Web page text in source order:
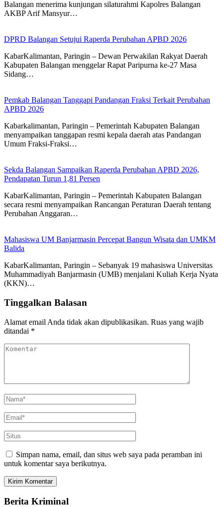
Balangan menerima kunjungan silaturahmi Kapolres Balangan
AKBP Arif Mansyur…
DPRD Balangan Setujui Raperda Perubahan APBD 2026
KabarKalimantan, Paringin – Dewan Perwakilan Rakyat Daerah
Kabupaten Balangan menggelar Rapat Paripurna ke-27 Masa
Sidang…
Pemkab Balangan Tanggapi Pandangan Fraksi Terkait Perubahan
APBD 2026
Kabarkalimantan, Paringin – Pemerintah Kabupaten Balangan
menyampaikan tanggapan resmi kepala daerah atas Pandangan
Umum Fraksi-Fraksi…
Sekda Balangan Sampaikan Raperda Perubahan APBD 2026,
Pendapatan Turun 1,81 Persen
KabarKalimantan, Paringin – Pemerintah Kabupaten Balangan
secara resmi menyampaikan Rancangan Peraturan Daerah tentang
Perubahan Anggaran…
Mahasiswa UM Banjarmasin Percepat Bangun Wisata dan UMKM
Balida
KabarKalimantan, Paringin – Sebanyak 19 mahasiswa Universitas
Muhammadiyah Banjarmasin (UMB) menjalani Kuliah Kerja Nyata
(KKN)…
Tinggalkan Balasan
Alamat email Anda tidak akan dipublikasikan. Ruas yang wajib
ditandai *
Simpan nama, email, dan situs web saya pada peramban ini
untuk komentar saya berikutnya.
Berita Kriminal